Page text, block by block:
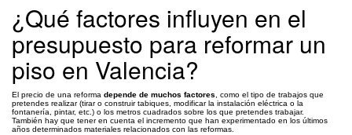
¿Qué factores influyen en el
presupuesto para reformar un
piso en Valencia?
El precio de una reforma depende de muchos factores, como el tipo de trabajos que
pretendes realizar (tirar o construir tabiques, modificar la instalación eléctrica o la
fontanería, pintar, etc.) o los metros cuadrados sobre los que pretendes trabajar.
También hay que tener en cuenta el incremento que han experimentado en los últimos
años determinados materiales relacionados con las reformas.